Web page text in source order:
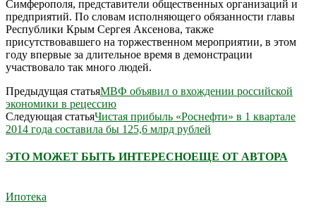
Симферополя, представители общественных организаций и
предприятий. По словам исполняющего обязанности главы
Республики Крым Сергея Аксенова, также
присутствовавшего на торжественном мероприятии, в этом
году впервые за длительное время в демонстрации
участвовало так много людей.
Предыдущая статьяМВФ объявил о вхождении российской
экономики в рецессию
Следующая статьяЧистая прибыль «Роснефти» в 1 квартале
2014 года составила бы 125,6 млрд рублей
ЭТО МОЖЕТ БЫТЬ ИНТЕРЕСНОЕЩЕ ОТ АВТОРА
Ипотека